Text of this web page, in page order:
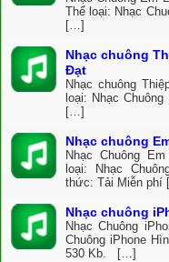
Thể loại: Nhạc
[…]
Nhạc chuông
Đạt
Nhạc chuông
loại: Nhạc
[…]
Nhạc chuông
Nhạc Chuông
loại: Nhạc
thức: Tải Miễn phí
Nhạc chuông
Nhạc Chuông
Chuông iPhone
530 Kb. […]